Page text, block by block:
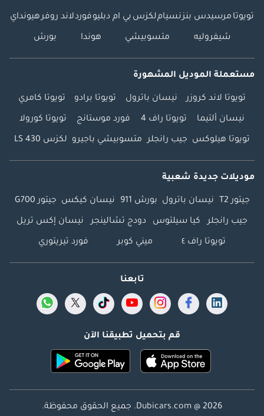
تويوتا مرسيدس بنزنسياملكزس بي ام دبليوفوردلاند روفرهيونداي
شيفروليه متسوبيشي هوندا بورش
مستعملة الموديل المشهورة
تويوتا لاند كروزر نيسان باترول تويوتا برادو تويوتا كامري
نيسان ألتيما تويوتا راف 4 فورد موستانج تويوتا كورولا
تويوتا هيلوكس جيب رانجلر متسوبيشي باجيرو لكزس LS 430
موديلات جديدة شعبية
جيتور T2 نيسان باترول بورش 911 نيسان كيكس جيتور G700
جيب رانجلر كيا سيلتوس دودج تشالينجر نيسان إكس تريل
تويوتا راف ٤ ميني كوبر فورد تيريتوري
تابعنا
قم بتحميل تطبيقنا الآن
Dubicars.com @ 2026. جميع الحقوق محفوظة.